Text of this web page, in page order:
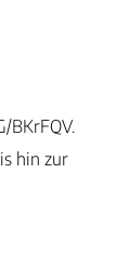
BKrFQV.
hin zur